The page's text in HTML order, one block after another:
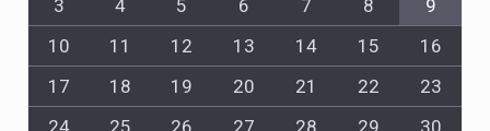
3
4 5 6 7 8
9
10
11 12 13 14 15
16
17
18 19 20 21 22
23
24
25 26 27 28 29
30